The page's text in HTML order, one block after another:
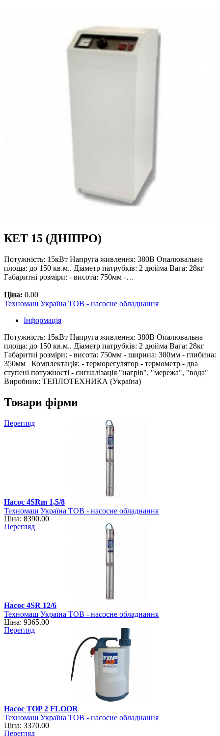
КЕТ 15 (ДНІПРО)
Потужність: 15кВт Напруга живлення: 380В Опалювальна
площа: до 150 кв.м.. Діаметр патрубків: 2 дюйма Вага: 28кг
Габаритні розміри: - висота: 750мм -…
Ціна: 0.00
Техномаш Україна ТОВ - насосне обладнання
Інформація
Потужність: 15кВт Напруга живлення: 380В Опалювальна
площа: до 150 кв.м.. Діаметр патрубків: 2 дюйма Вага: 28кг
Габаритні розміри: - висота: 750мм - ширина: 300мм - глибина:
350мм Комплектація: - терморегулятор - термометр - два
ступені потужності - сигналізація "нагрів", "мережа", "вода"
Виробник: ТЕПЛОТЕХНИКА (Україна)
Товари фірми
Перегляд
Насос 4SRm 1,5/8
Техномаш Україна ТОВ - насосне обладнання
Ціна: 8390.00
Перегляд
Насос 4SR 12/6
Техномаш Україна ТОВ - насосне обладнання
Ціна: 9365.00
Перегляд
Насос TOP 2 FLOOR
Техномаш Україна ТОВ - насосне обладнання
Ціна: 3370.00
Перегляд